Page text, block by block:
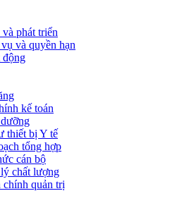
phát triển
và quyền hạn
động
kế toán
thiết bị Y tế
tổng hợp
cán bộ
chất lượng
chính quản trị